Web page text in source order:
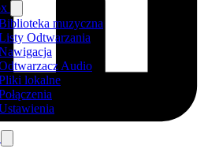
muzyczna
Odtwarzania
Audio
lokalne